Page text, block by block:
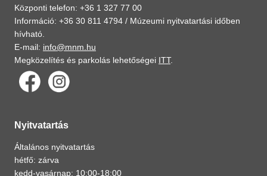
Központi telefon: +36 1 327 77 00
Információ: +36 30 811 4794 / Múzeumi nyitvatartási időben
hívható.
E-mail: info@mnm.hu
Megközelítés és parkolás lehetőségei ITT.
Nyitvatartás
Általános nyitvatartás
hétfő: zárva
kedd-vasárnap: 10:00-18:00